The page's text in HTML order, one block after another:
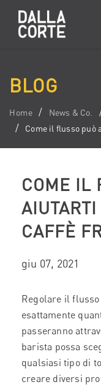
BLOG
Home News & Co.
Come il flusso può
COME IL
CAFFÈ
giu 07, 2021
Regolare il
esattamente
passeranno
barista possa
qualsiasi tipo di
creare diversi